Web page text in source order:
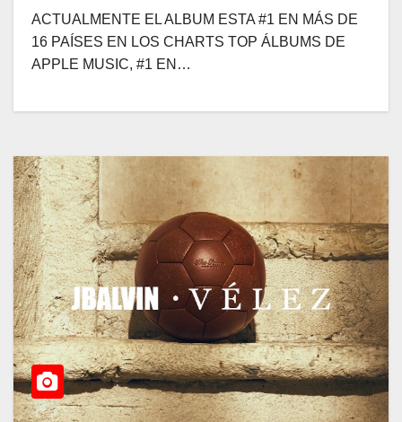
ACTUALMENTE EL ALBUM ESTA #1 EN MÁS DE
16 PAÍSES EN LOS CHARTS TOP ÁLBUMS DE
APPLE MUSIC, #1 EN…